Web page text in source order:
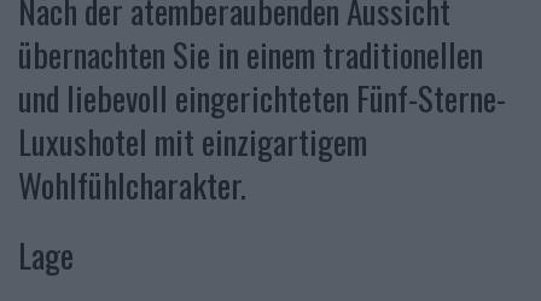
Nach der atemberaubenden Aussicht
übernachten Sie in einem traditionellen
und liebevoll eingerichteten Fünf-Sterne-
Luxushotel mit einzigartigem
Wohlfühlcharakter.
Lage